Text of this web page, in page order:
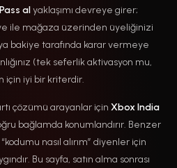
alyaklaşımı devreye girer;
ile mağaza üzerinden üyeliğinizi
bakiye tarafında karar vermeye
(tek seferlik aktivasyon mu,
için iyi bir kriterdir.
çözümü arayanlar için Xbox India
bağlamda konumlandırır. Benzer
nasıl alırım” diyenler için
Bu sayfa, satın alma sonrası